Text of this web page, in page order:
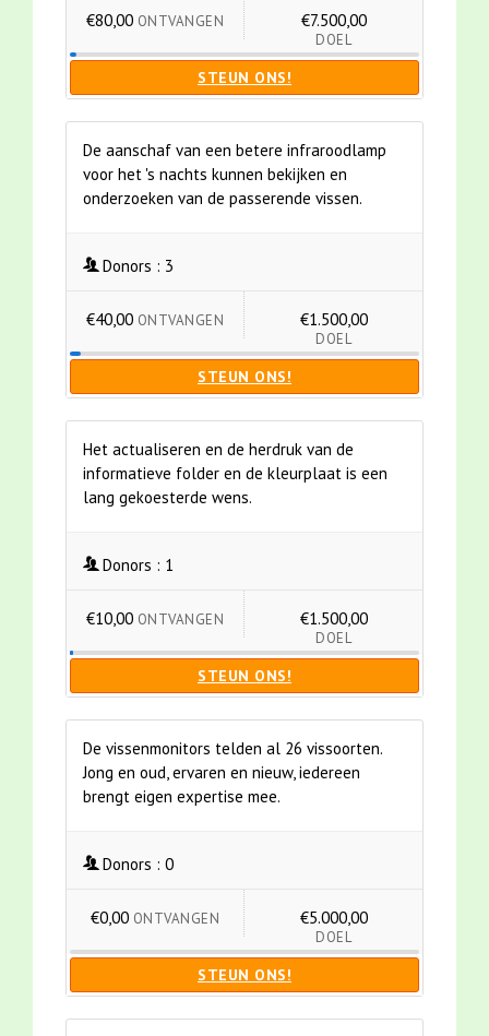
€80,00 ONTVANGEN €7.500,00
DOEL
STEUN ONS!
De aanschaf van een betere infraroodlamp
voor het 's nachts kunnen bekijken en
onderzoeken van de passerende vissen.
Donors : 3
€40,00 ONTVANGEN €1.500,00
DOEL
STEUN ONS!
Het actualiseren en de herdruk van de
informatieve folder en de kleurplaat is een
lang gekoesterde wens.
Donors : 1
€10,00 ONTVANGEN €1.500,00
DOEL
STEUN ONS!
De vissenmonitors telden al 26 vissoorten.
Jong en oud, ervaren en nieuw, iedereen
brengt eigen expertise mee.
Donors : 0
€0,00 ONTVANGEN €5.000,00
DOEL
STEUN ONS!